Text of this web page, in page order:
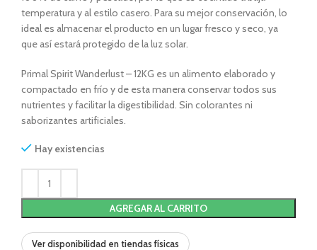
temperatura y al estilo casero. Para su mejor conservación, lo
ideal es almacenar el producto en un lugar fresco y seco, ya
que así estará protegido de la luz solar.
Primal Spirit Wanderlust – 12KG es un alimento elaborado y
compactado en frío y de esta manera conservar todos sus
nutrientes y facilitar la digestibilidad. Sin colorantes ni
saborizantes artificiales.
Hay existencias
AGREGAR AL CARRITO
Ver disponibilidad en tiendas físicas